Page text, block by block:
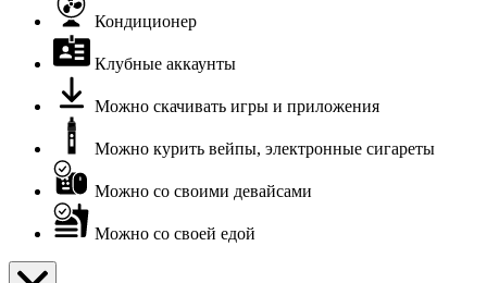
Кондиционер
Клубные аккаунты
Можно скачивать игры и приложения
Можно курить вейпы, электронные сигареты
Можно со своими девайсами
Можно со своей едой